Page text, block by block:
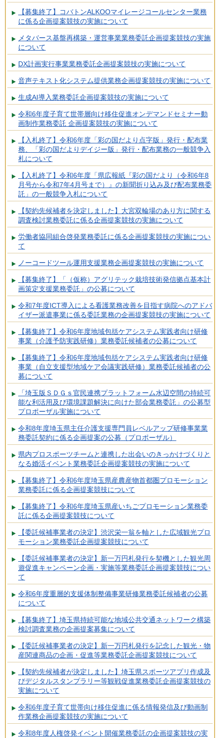
【募集終了】コバトンALKOOマイレージコールセンター業務
に係る企画提案競技の実施について
メタバース基盤再構築・運営事業業務委託企画提案競技の実施
について
DX計画実行事業業務委託企画提案競技の実施について
音声テキスト化システム提供業務企画提案競技の実施について
生成AI導入業務委託企画提案競技の実施について
令和6年度子育て世帯層向け移住促進オンデマンドセミナー動
画制作業務委託 企画提案競技の実施について
【入札終了】令和6年度「彩の国だより点字版」発行・配布業
務、「彩の国だよりデイジー版」発行・配布業務の一般競争入
札について
【入札終了】令和6年度「県広報紙『彩の国だより（令和6年8
月号から令和7年4月号まで）』の新聞折り込み及び配布業務委
託」の一般競争入札について
【契約先候補者を決定しました】大宮双輪場のあり方に関する
調査検討業務委託に係る企画提案競技の実施について
労働者協同組合啓発業務委託に係る企画提案競技の実施につい
て
ノーコードツール運用支援業務企画提案競技の実施について
【募集終了】「（仮称）アグリテック栽培技術発信拠点基本計
画策定支援業務委託」の公募について
令和7年度ICT導入による看護業務改善を目指す病院へのアドバ
イザー派遣事業に係る委託業務の企画提案競技の実施について
【募集終了】令和6年度地域包括ケアシステム実践者向け研修
事業（介護予防実践研修）業務委託候補者の公募について
【募集終了】令和6年度地域包括ケアシステム実践者向け研修
事業（自立支援型地域ケア会議実践研修）業務委託候補者の公
募について
「埼玉版ＳＤＧｓ官民連携プラットフォーム水辺空間の持続可
能な利活用及び環境課題解決に向けた部会業務委託」の公募型
プロポーザル実施について
令和8年度埼玉県主任介護支援専門員レベルアップ研修事業業
務委託契約に係る企画提案の公募（プロポーザル）
県内プロスポーツチームと連携した出会いのきっかけづくりと
なる婚活イベント業務委託企画提案競技の実施について
【募集終了】令和6年度埼玉県産農産物首都圏プロモーション
業務委託に係る企画提案競技について
【募集終了】令和6年度埼玉県産いちごプロモーション業務委
託に係る企画提案競技について
【委託候補事業者の決定】渋沢栄一翁を軸とした広域観光プロ
モーション業務委託企画提案競技について
【委託候補事業者の決定】新一万円札発行を契機とした観光周
遊促進キャンペーン企画・実施等業務委託企画提案競技につい
て
令和6年度重層的支援体制整備事業研修業務委託候補者の公募
について
【募集終了】埼玉県持続可能な地域公共交通ネットワーク構築
検討調査業務の企画提案募集について
【委託候補事業者の決定】新一万円札発行を記念した観光・物
産関連商品の企画・促進等業務委託企画提案競技について
【契約先候補者が決定しました】埼玉県スポーツアプリ作成及
びデジタルスタンプラリー等観戦促進業務委託企画提案競技の
実施について
令和6年度子育て世帯向け移住促進に係る情報発信及び動画制
作業務企画提案競技の実施について
令和8年度人権啓発イベント開催業務委託の企画提案競技の実